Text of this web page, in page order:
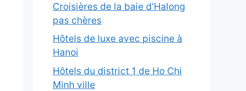
Croisières de la baie d’Halong
pas chères
Hôtels de luxe avec piscine à
Hanoi
Hôtels du district 1 de Ho Chi
Minh ville